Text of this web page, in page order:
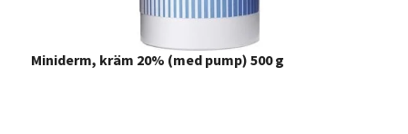
Miniderm, kräm 20% (med pump) 500 g